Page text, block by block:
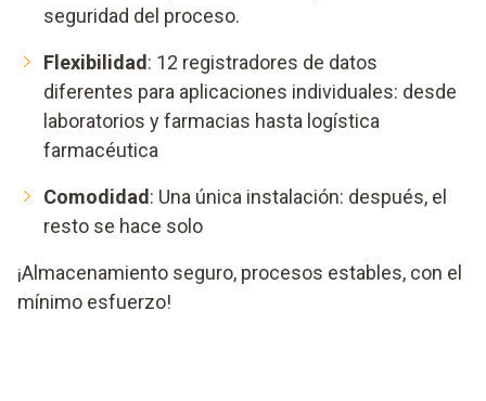
seguridad del proceso.
Flexibilidad: 12 registradores de datos
diferentes para aplicaciones individuales: desde
laboratorios y farmacias hasta logística
farmacéutica
Comodidad: Una única instalación: después, el
resto se hace solo
¡Almacenamiento seguro, procesos estables, con el
mínimo esfuerzo!